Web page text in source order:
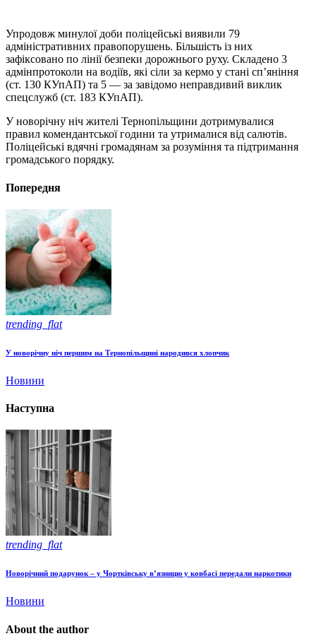
Упродовж минулої доби поліцейські виявили 79
адміністративних правопорушень. Більшість із них
зафіксовано по лінії безпеки дорожнього руху. Складено 3
адмінпротоколи на водіїв, які сіли за кермо у стані сп’яніння
(ст. 130 КУпАП) та 5 — за завідомо неправдивий виклик
спецслужб (ст. 183 КУпАП).
У новорічну ніч жителі Тернопільщини дотримувалися
правил комендантської години та утрималися від салютів.
Поліцейські вдячні громадянам за розуміння та підтримання
громадського порядку.
Попередня
trending_flat
У новорічну ніч першим на Тернопільщині народився хлопчик
Новини
Наступна
trending_flat
Новорічний подарунок – у Чортківську в’язницю у ковбасі передали наркотики
Новини
About the author